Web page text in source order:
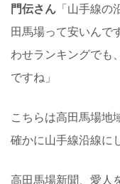
門伝さん 「山手線
田馬場って安いんで
わせランキングでも
ですね」
こちらは高田馬場地
確かに山手線沿線に
高田馬場新聞、愛人